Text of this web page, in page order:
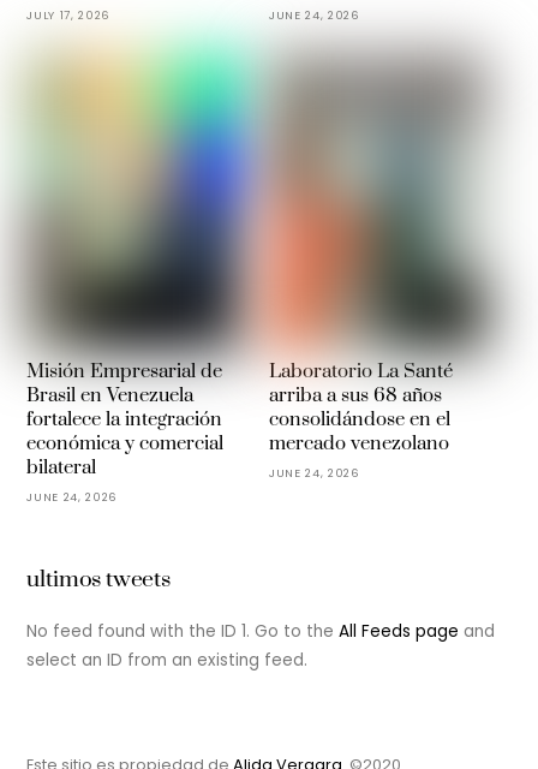
JULY 17, 2026 JUNE 24, 2026
Misión Empresarial de
Brasil en Venezuela
fortalece la integración
económica y comercial
bilateral
JUNE 24, 2026
Laboratorio La Santé
arriba a sus 68 años
consolidándose en el
mercado venezolano
JUNE 24, 2026
ultimos tweets
No feed found with the ID 1. Go to theAll Feeds page and
select an ID from an existing feed.